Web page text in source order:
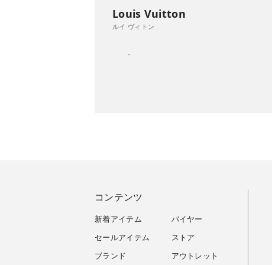
Louis Vuitton
ルイ ヴィトン
コンテンツ
新着アイテム
セールアイテム
ブランド
バイヤー
ストア
アウトレット